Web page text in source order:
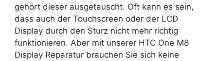
gehört dieser ausgetauscht. Oft kann es sein,
dass auch der Touchscreen oder der LCD
Display durch den Sturz nicht mehr richtig
funktionieren. Aber mit unserer HTC One M8
Display Reparatur brauchen Sie sich keine